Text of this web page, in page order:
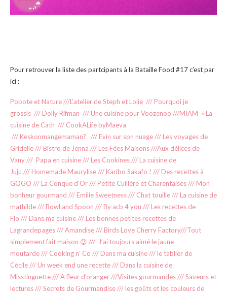
Pour retrouver la liste des partcipants à la Bataille Food #17 c’est par
ici :
Popote et Nature///L’atelier de Steph et Lolie /// Pourquoi je
grossis /// Dolly Rifman /// Une cuisine pour Voozenoo ///MIAM » La
cuisine de Cath /// CookALife byMaeva
/// Keskonmangemaman? /// Evin sur son nuage/// Les voyages de
Gridelle/// Bistro de Jenna /// Les Fées Maisons///Aux délices de
Vany/// Papa en cuisine/// Les Cookines/// La cuisine de
Juju /// Homemade Maurylise/// Karibo Sakafo ! /// Des recettes à
GOGO /// La Conque d’Or/// Petite Cuillère et Charentaises/// Mon
bonheur gourmand /// Emilie Sweetness/// Chat touille/// La cuisine de
mathilde/// Bowl and Spoon /// By acb 4 you /// Les recettes de
Flo /// Dans ma cuisine/// Les bonnes petites recettes de
Lagrandepages///Amandise/// Birds Love Cherry Factory///Tout
simplement fait maison 😉 /// J’ai toujours aimé le jaune
moutarde/// Cooking n’ Co /// Dans ma cuisine/// le tablier de
Cécile/// Un week end une recette/// Dans la cuisine de
Misstinguette///A fleur d’oranger///Visites gourmandes///Saveurs et
lectures///Secrets de Gourmandise/// les goûts et les couleurs de